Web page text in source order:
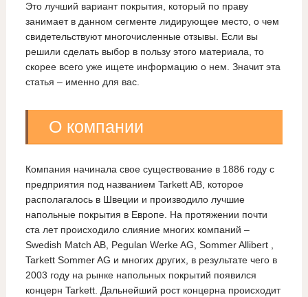
Это лучший вариант покрытия, который по праву
занимает в данном сегменте лидирующее место, о чем
свидетельствуют многочисленные отзывы. Если вы
решили сделать выбор в пользу этого материала, то
скорее всего уже ищете информацию о нем. Значит эта
статья – именно для вас.
О компании
Компания начинала свое существование в 1886 году с
предприятия под названием Tarkett AB, которое
располагалось в Швеции и производило лучшие
напольные покрытия в Европе. На протяжении почти
ста лет происходило слияние многих компаний –
Swedish Match AB, Pegulan Werke AG, Sommer Allibert ,
Tarkett Sommer AG и многих других, в результате чего в
2003 году на рынке напольных покрытий появился
концерн Tarkett. Дальнейший рост концерна происходит